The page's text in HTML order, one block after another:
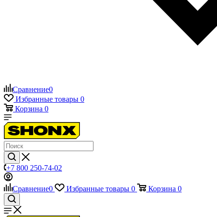
Сравнение0
Избранные товары 0
Корзина 0
+7 800 250-74-02
Сравнение0 Избранные товары 0 Корзина 0